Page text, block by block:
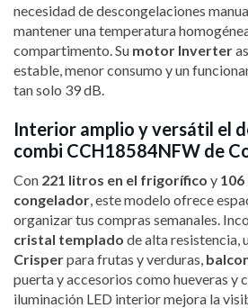
necesidad de descongelaciones
mantener una temperatura
compartimento. Su motor Inverter
estable, menor consumo y un
tan solo 39 dB.
Interior amplio y versátil el
combi CCH18584NFW de
Con 221 litros en el frigorífico y
congelador, este modelo ofrece
organizar tus compras semanales.
cristal templado de alta resistencia,
Crisperpara frutas y verduras,
puerta y accesorios como hueveras y
iluminación LED interior mejora la